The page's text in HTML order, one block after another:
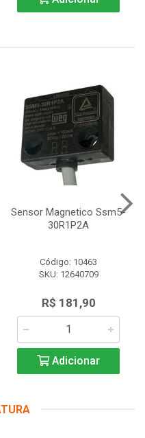
Sensor Magnetico Ssm5-
30R1P2A
Código: 10463
SKU: 12640709
R$ 181,90
Adicionar